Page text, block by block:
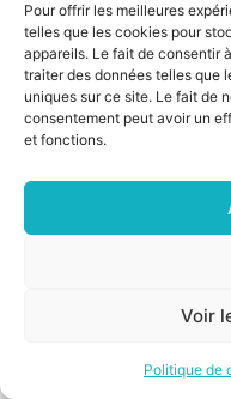
Pour offrir les meilleures
telles que les cookies pour
appareils. Le fait de consentir
traiter des données telles que
uniques sur ce site. Le fait de
consentement peut avoir un
et fonctions.
Voir
Politique de
©2026 CSNP |